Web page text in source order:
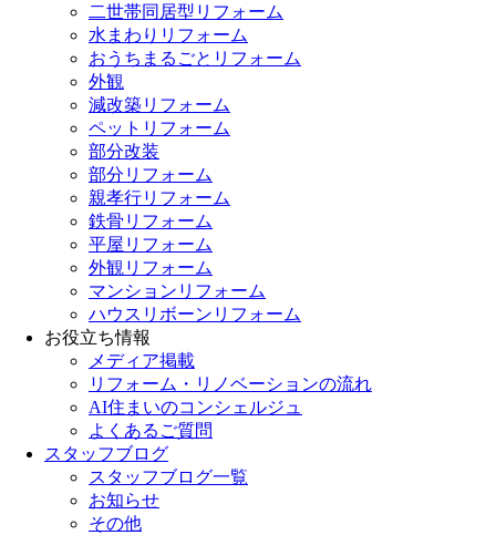
二世帯同居型リフォーム
水まわりリフォーム
おうちまるごとリフォーム
外観
減改築リフォーム
ペットリフォーム
部分改装
部分リフォーム
親孝行リフォーム
鉄骨リフォーム
平屋リフォーム
外観リフォーム
マンションリフォーム
ハウスリボーンリフォーム
お役立ち情報
メディア掲載
リフォーム・リノベーションの流れ
AI住まいのコンシェルジュ
よくあるご質問
スタッフブログ
スタッフブログ一覧
お知らせ
その他